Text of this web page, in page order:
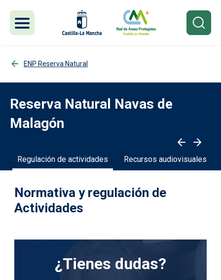
ENP Reserva Natural
Reserva Natural Navas de
Malagón
Regulación de actividades Recursos audiovisuales
Normativa y regulación de
Actividades
¿Tienes dudas?